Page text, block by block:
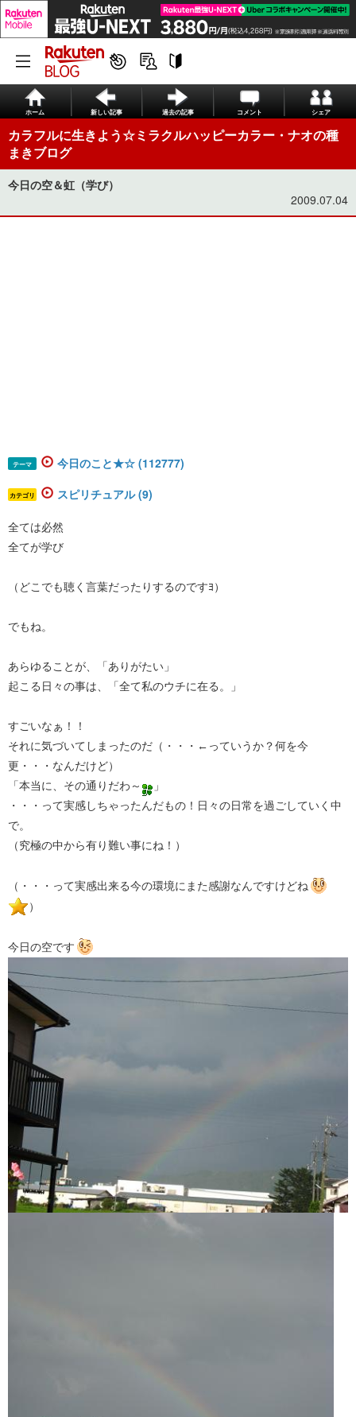
ホーム 新しい記事 過去の記事 コメント シェア
カラフルに生きよう☆ミラクルハッピーカラー・ナオの種
まきブログ
今日の空＆虹（学び）
2009.07.04
テーマ 今日のこと★☆ (112777)
カテゴリ スピリチュアル (9)
全ては必然
全てが学び
（どこでも聴く言葉だったりするのですﾖ）
でもね。
あらゆることが、「ありがたい」
起こる日々の事は、「全て私のウチに在る。」
すごいなぁ！！
それに気づいてしまったのだ（・・・←っていうか？何を今
更・・・なんだけど）
「本当に、その通りだわ～
」
・・・って実感しちゃったんだもの！日々の日常を過ごしていく中
で。
（究極の中から有り難い事にね！）
（・・・って実感出来る今の環境にまた感謝なんですけどね
）
今日の空です